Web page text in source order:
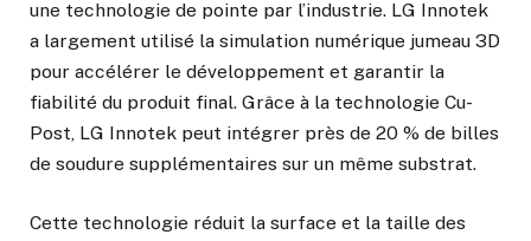
une technologie de pointe par l’industrie. LG Innotek
a largement utilisé la simulation numérique jumeau 3D
pour accélérer le développement et garantir la
fiabilité du produit final. Grâce à la technologie Cu-
Post, LG Innotek peut intégrer près de 20 % de billes
de soudure supplémentaires sur un même substrat.
Cette technologie réduit la surface et la taille des